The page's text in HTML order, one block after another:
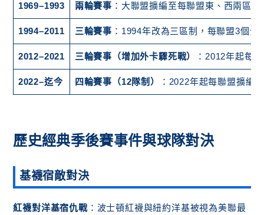
1969–1993 兩輪賽事 ：大聯盟擴編至每聯盟東、西兩區
1994–2011 三輪賽事 ：1994年改為三區制，每聯盟3個
2012–2021 三輪賽事（增加外卡驟死戰） ：2012年起每
2022–迄今 四輪賽事（12隊制） ：2022年起每聯盟擴編
歷史經典季後賽事件與球隊對決
基襪宿敵對決
紅襪對洋基宿仇戰：波士頓紅襪與紐約洋基被視為美聯最